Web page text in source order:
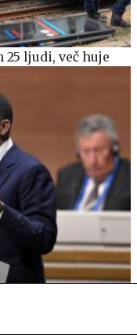
ljudi, več huje
izsiljevanja